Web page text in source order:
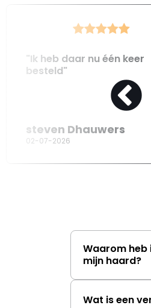
"Ik heb daar nu één keer
besteld"
steven Dhauwers
02-07-2026
Waarom
mijn haard?
Wat is een